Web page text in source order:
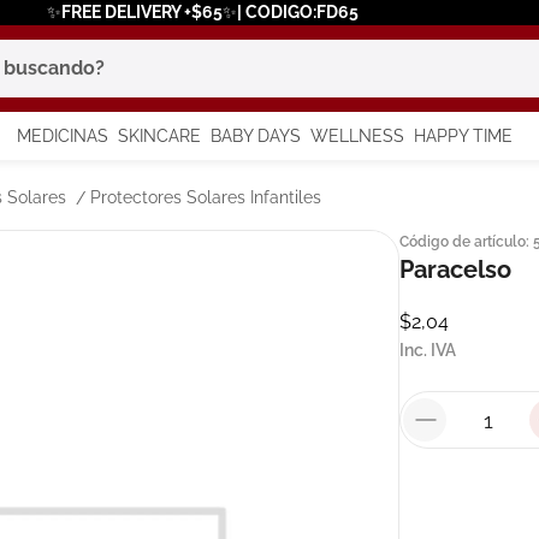
✨FREE DELIVERY +$65✨| CODIGO:FD65
MEDICINAS SKINCARE BABY DAYS WELLNESS HAPPY TIME
Solares Protectores Solares Infantiles
Código de artículo:
Paracelso
$2,04
Inc. IVA
más buscados